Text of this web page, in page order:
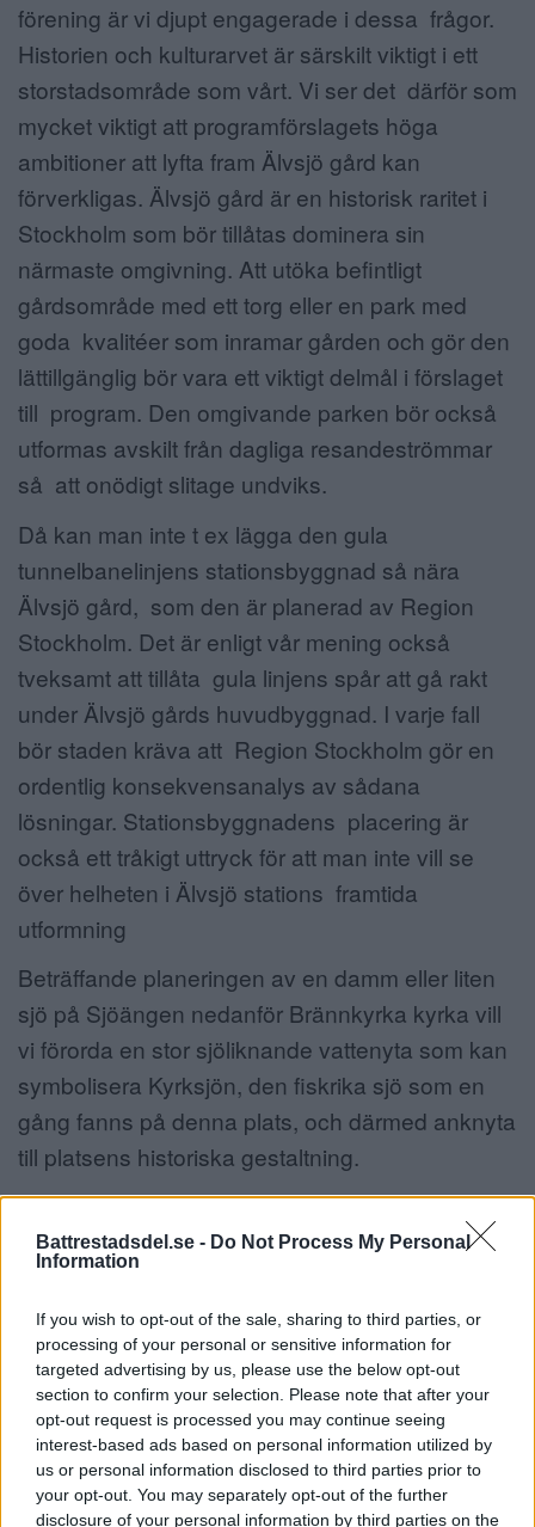
Battrestadsdel.se - Do Not Process My Personal
Information
If you wish to opt-out of the sale, sharing to third parties, or
processing of your personal or sensitive information for
targeted advertising by us, please use the below opt-out
section to confirm your selection. Please note that after your
opt-out request is processed you may continue seeing
interest-based ads based on personal information utilized by
us or personal information disclosed to third parties prior to
your opt-out. You may separately opt-out of the further
disclosure of your personal information by third parties on the
förening är vi djupt engagerade i dessa frågor.
Historien och kulturarvet är särskilt viktigt i ett
storstadsområde som vårt. Vi ser det därför som
mycket viktigt att programförslagets höga
ambitioner att lyfta fram Älvsjö gård kan
förverkligas. Älvsjö gård är en historisk raritet i
Stockholm som bör tillåtas dominera sin
närmaste omgivning. Att utöka befintligt
gårdsområde med ett torg eller en park med
goda kvalitéer som inramar gården och gör den
lättillgänglig bör vara ett viktigt delmål i förslaget
till program. Den omgivande parken bör också
utformas avskilt från dagliga resandeströmmar
så att onödigt slitage undviks.
Då kan man inte t ex lägga den gula
tunnelbanelinjens stationsbyggnad så nära
Älvsjö gård, som den är planerad av Region
Stockholm. Det är enligt vår mening också
tveksamt att tillåta gula linjens spår att gå rakt
under Älvsjö gårds huvudbyggnad. I varje fall
bör staden kräva att Region Stockholm gör en
ordentlig konsekvensanalys av sådana
lösningar. Stationsbyggnadens placering är
också ett tråkigt uttryck för att man inte vill se
över helheten i Älvsjö stations framtida
utformning
Beträffande planeringen av en damm eller liten
sjö på Sjöängen nedanför Brännkyrka kyrka vill
vi förorda en stor sjöliknande vattenyta som kan
symbolisera Kyrksjön, den fiskrika sjö som en
gång fanns på denna plats, och därmed anknyta
till platsens historiska gestaltning.
Trafik och parkering
Programförslaget förutsätter såvitt vi kan
bedöma en betydligt lägre relativ bilanvändning
än idag. Hela området inklusive nuvarande
genomfartsvägar planeras för att bli ett
lågfartsområde med begränsad tillgänglighet för
bilar. Särskilda parkeringshus, skilda från
bostäderna, ska finnas. Kollektivtrafik ska
prioriteras. Vi är mycket tveksamma till om dessa